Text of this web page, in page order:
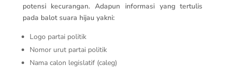
potensi kecurangan. Adapun informasi yang tertulis
pada balot suara hijau yakni:
Logo partai politik
Nomor urut partai politik
Nama calon legislatif (caleg)